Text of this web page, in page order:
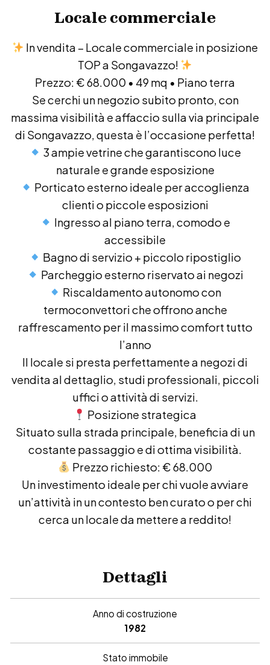
Locale commerciale
In vendita – Locale commerciale in posizione
TOP a Songavazzo!
Prezzo: € 68.000 • 49 mq • Piano terra
Se cerchi un negozio subito pronto, con
massima visibilità e affaccio sulla via principale
di Songavazzo, questa è l’occasione perfetta!
3 ampie vetrine che garantiscono luce
naturale e grande esposizione
Porticato esterno ideale per accoglienza
clienti o piccole esposizioni
Ingresso al piano terra, comodo e
accessibile
Bagno di servizio + piccolo ripostiglio
Parcheggio esterno riservato ai negozi
Riscaldamento autonomo con
termoconvettori che offrono anche
raffrescamento per il massimo comfort tutto
l’anno
Il locale si presta perfettamente a negozi di
vendita al dettaglio, studi professionali, piccoli
uffici o attività di servizi.
Posizione strategica
Situato sulla strada principale, beneficia di un
costante passaggio e di ottima visibilità.
Prezzo richiesto: € 68.000
Un investimento ideale per chi vuole avviare
un’attività in un contesto ben curato o per chi
cerca un locale da mettere a reddito!
Dettagli
Anno di costruzione
1982
Stato immobile